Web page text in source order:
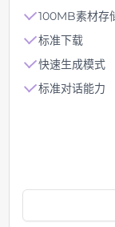
100MB素材存
标准下载
快速生成模式
标准对话能力